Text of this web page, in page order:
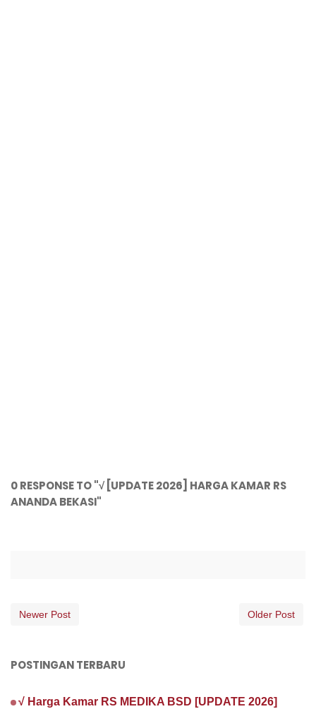
0 RESPONSE TO "√ [UPDATE 2026] HARGA KAMAR RS
ANANDA BEKASI"
Newer Post Older Post
POSTINGAN TERBARU
√ Harga Kamar RS MEDIKA BSD [UPDATE 2026]